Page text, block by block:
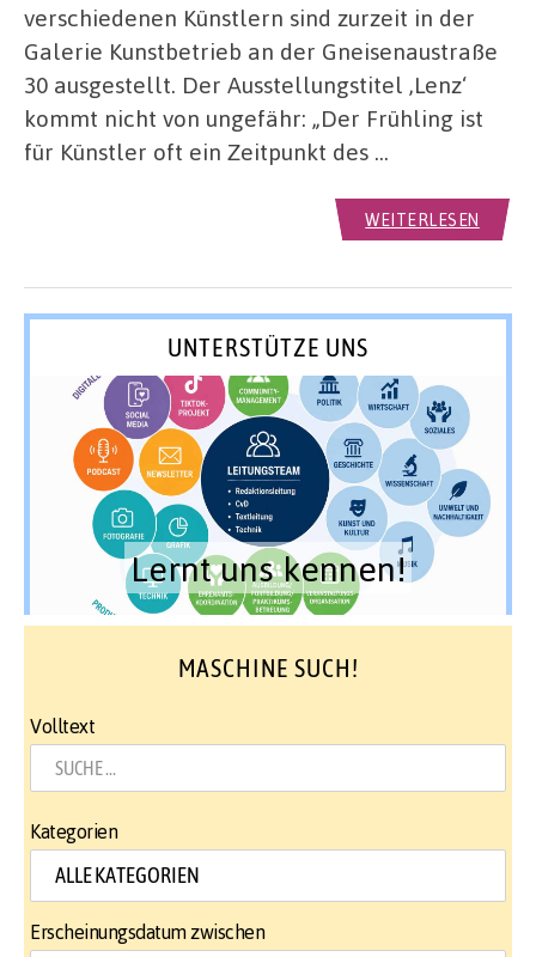
verschiedenen Künstlern sind zurzeit in der
Galerie Kunstbetrieb an der Gneisenaustraße
30 ausgestellt. Der Ausstellungstitel ‚Lenz‘
kommt nicht von ungefähr: „Der Frühling ist
für Künstler oft ein Zeitpunkt des …
WEITERLESEN
UNTERSTÜTZE UNS
Lernt uns kennen!
MASCHINE SUCH!
Volltext
Kategorien
Erscheinungsdatum zwischen